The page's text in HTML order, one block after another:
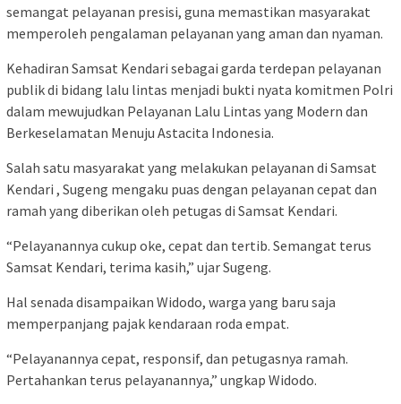
semangat pelayanan presisi, guna memastikan masyarakat
memperoleh pengalaman pelayanan yang aman dan nyaman.
Kehadiran Samsat Kendari sebagai garda terdepan pelayanan
publik di bidang lalu lintas menjadi bukti nyata komitmen Polri
dalam mewujudkan Pelayanan Lalu Lintas yang Modern dan
Berkeselamatan Menuju Astacita Indonesia.
Salah satu masyarakat yang melakukan pelayanan di Samsat
Kendari , Sugeng mengaku puas dengan pelayanan cepat dan
ramah yang diberikan oleh petugas di Samsat Kendari.
“Pelayanannya cukup oke, cepat dan tertib. Semangat terus
Samsat Kendari, terima kasih,” ujar Sugeng.
Hal senada disampaikan Widodo, warga yang baru saja
memperpanjang pajak kendaraan roda empat.
“Pelayanannya cepat, responsif, dan petugasnya ramah.
Pertahankan terus pelayanannya,” ungkap Widodo.